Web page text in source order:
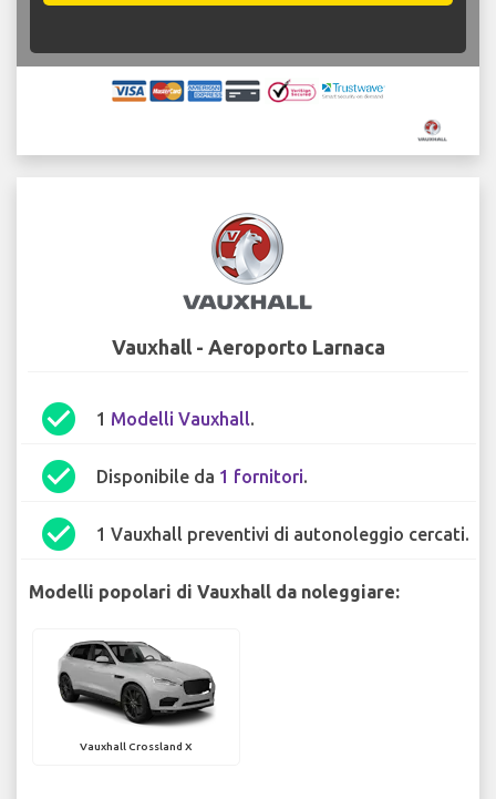
Vauxhall - Aeroporto Larnaca
check_circle 1 Modelli Vauxhall.
check_circle Disponibile da 1 fornitori.
check_circle 1 Vauxhall preventivi di autonoleggio cercati.
Modelli popolari di Vauxhall da noleggiare:
Vauxhall Crossland X